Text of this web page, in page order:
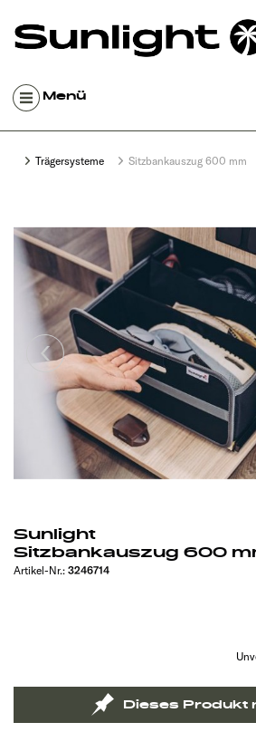
Menü
Trägersysteme Sitzbankauszug 600 mm
Sunlight
Sitzbankauszug 600
Artikel-Nr.: 3246714
Dieses Produkt